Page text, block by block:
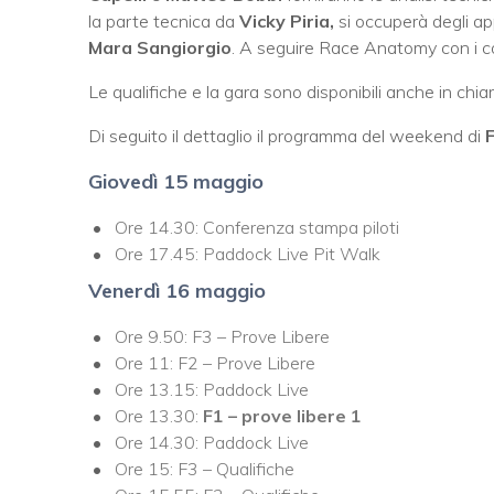
la parte tecnica da Vicky Piria, si occuperà degli
Mara Sangiorgio . A seguire Race Anatomy con i
Le qualifiche e la gara sono disponibili anche in
Di seguito il dettaglio il programma del weekend di
Giovedì 15 maggio
Ore 14.30: Conferenza stampa piloti
Ore 17.45: Paddock Live Pit Walk
Venerdì 16 maggio
Ore 9.50: F3 – Prove Libere
Ore 11: F2 – Prove Libere
Ore 13.15: Paddock Live
Ore 13.30: F1 – prove libere 1
Ore 14.30: Paddock Live
Ore 15: F3 – Qualifiche